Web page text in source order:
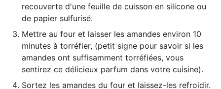
recouverte d'une feuille de cuisson en silicone ou
de papier sulfurisé.
Mettre au four et laisser les amandes environ 10
minutes à torréfier, (petit signe pour savoir si les
amandes ont suffisamment torréfiées, vous
sentirez ce délicieux parfum dans votre cuisine).
Sortez les amandes du four et laissez-les refroidir.